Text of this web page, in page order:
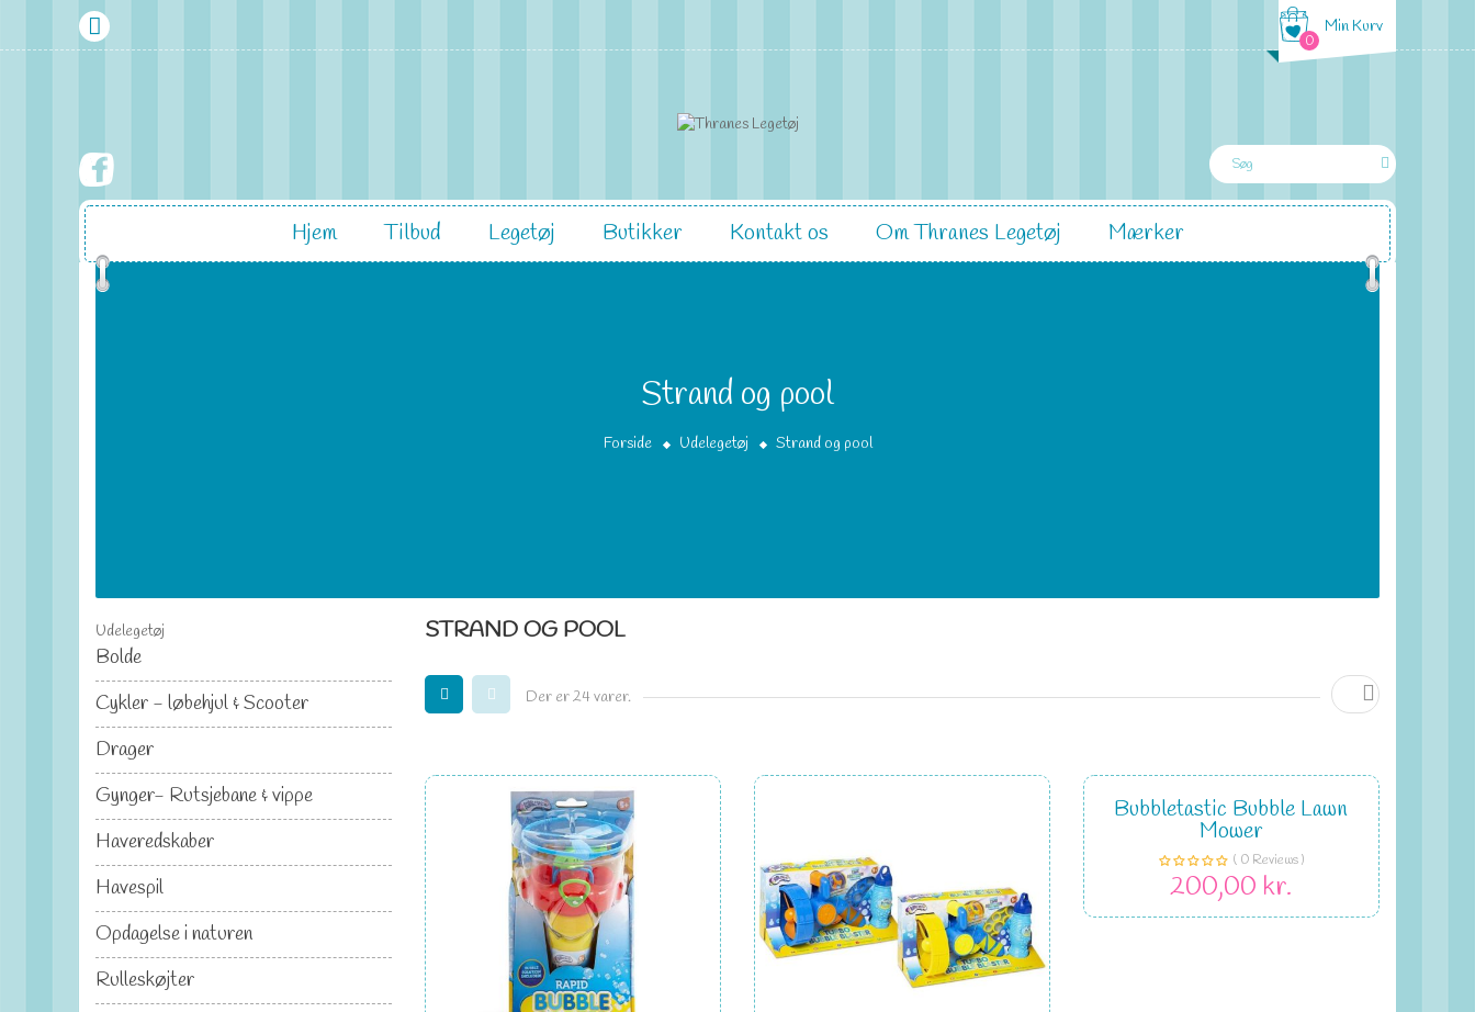
0
Min Kurv
Hjem Tilbud Legetøj Butikker Kontakt os Om Thranes Legetøj Mærker
Strand og pool
Forside Udelegetøj Strand og pool
Udelegetøj
Bolde
Cykler - løbehjul & Scooter
Drager
Gynger- Rutsjebane & vippe
Haveredskaber
Havespil
Opdagelse i naturen
Rulleskøjter
STRAND OG POOL
Der er 24 varer. 
Bubbletastic Bubble Lawn
Mower
( 0 Reviews )
200,00 kr.